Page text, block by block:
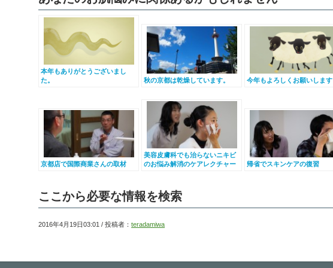
本年もありがとうございまし
た。
秋の京都は乾燥しています。 今年もよろしくお願いしま
京都店で国際商業さんの取材
美容皮膚科でも治らないニキビ
のお悩み解消のケアレクチャー
帰省でスキンケアの復習
ここから必要な情報を検索
2016年4月19日03:01 / 投稿者：teradamiwa